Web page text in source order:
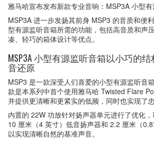
雅马哈宣布发布新款专业音响：MSP3A 小型有
MSP3A 进一步发扬其前身 MSP3 的音质和便
型有源监听音箱所需的功能，包括高音质和声
凑、轻巧的箱体设计等优点。
MSP3A 小型有源监听音箱以小巧的
音还原
MSP3 是一款深受人们喜爱的小型有源监听音
款是本系列中首个使用雅马哈 Twisted Flare
并提供更清晰和更紧实的低频，同时也实现了忠
内置的 22W 功放针对扬声器单元进行了优化
10 厘米（4 英寸）低音扬声器和 2.2 厘米（
以实现清晰自然的基准声音。